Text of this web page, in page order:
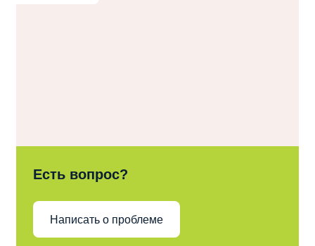
Есть вопрос?
Написать о проблеме